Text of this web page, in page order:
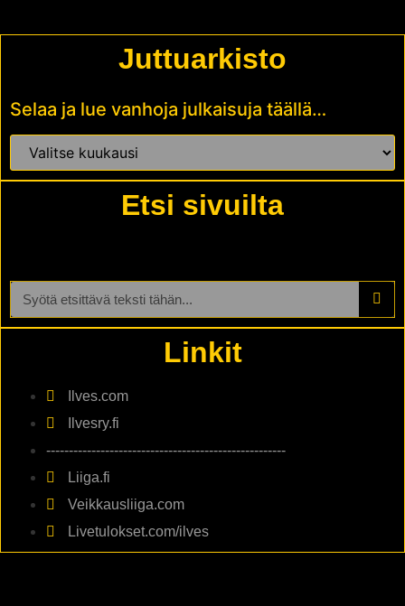
Juttuarkisto
Selaa ja lue vanhoja julkaisuja täällä…
Etsi sivuilta
Linkit
Ilves.com
Ilvesry.fi
-----------------------------------------------------
Liiga.fi
Veikkausliiga.com
Livetulokset.com/ilves